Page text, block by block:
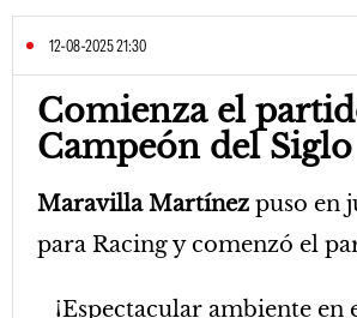
12-08-2025 21:30
Comienza el
Campeón del Siglo
Maravilla Martínez puso en
para Racing y comenzó el
¡Espectacular ambiente en